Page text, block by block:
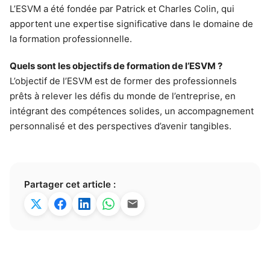
L’ESVM a été fondée par Patrick et Charles Colin, qui
apportent une expertise significative dans le domaine de
la formation professionnelle.
Quels sont les objectifs de formation de l’ESVM ?
L’objectif de l’ESVM est de former des professionnels
prêts à relever les défis du monde de l’entreprise, en
intégrant des compétences solides, un accompagnement
personnalisé et des perspectives d’avenir tangibles.
Partager cet article :